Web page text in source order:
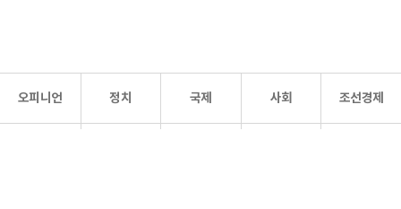
오피니언 정치 국제 사회 조선경제